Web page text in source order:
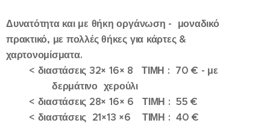
Δυνατότητα και με θήκη οργάνωση - μοναδικό 👛✨
πρακτικό, με πολλές θήκες για κάρτες &
χαρτονομίσματα.
< διαστάσεις 32× 16× 8 ΤΙΜΗ : 70 € - με
δερμάτινο χερούλι
< διαστάσεις 28× 16× 6 ΤΙΜΗ : 55 €
< διαστάσεις 21×13 ×6 ΤΙΜΗ : 40 €